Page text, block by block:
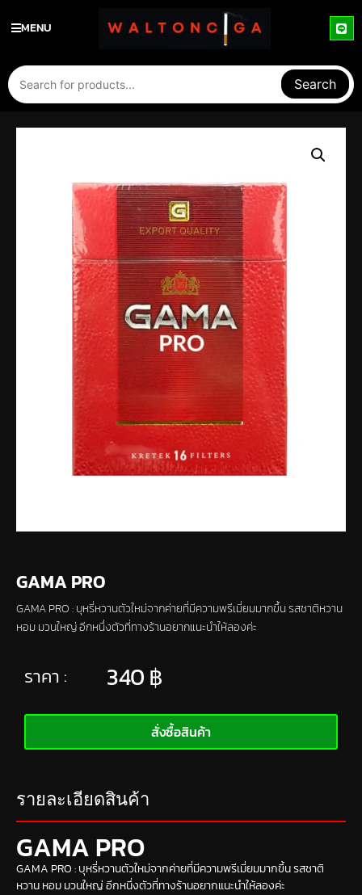
MENU
Search
GAMA PRO
GAMA PRO : บุหรี่หวานตัวใหม่จากค่ายที่มีความพรีเมี่ยมมากขึ้น รสชาติหวาน
หอม มวนใหญ่ อีกหนึ่งตัวที่ทางร้านอยากแนะนำให้ลองค่ะ
ราคา : 340฿
สั่งซื้อสินค้า
รายละเอียดสินค้า
GAMA PRO
GAMA PRO : บุหรี่หวานตัวใหม่จากค่ายที่มีความพรีเมี่ยมมากขึ้น รสชาติ
หวาน หอม มวนใหญ่ อีกหนึ่งตัวที่ทางร้านอยากแนะนำให้ลองค่ะ